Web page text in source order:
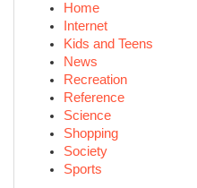
Home
Internet
Kids and Teens
News
Recreation
Reference
Science
Shopping
Society
Sports